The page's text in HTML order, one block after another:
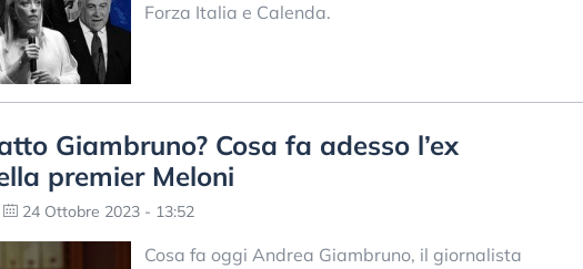
Forza Italia e Calenda.
Giambruno? Cosa fa adesso l’ex
premier Meloni
24 Ottobre 2023 - 13:52
Cosa fa oggi Andrea Giambruno, il giornalista